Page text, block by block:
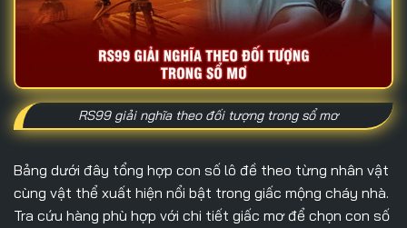
RS99 giải nghĩa theo đối tượng trong sổ mơ
Bảng dưới đây tổng hợp con số lô đề theo từng nhân vật
cùng vật thể xuất hiện nổi bật trong giấc mộng cháy nhà.
Tra cứu hàng phù hợp với chi tiết giấc mơ để chọn con số